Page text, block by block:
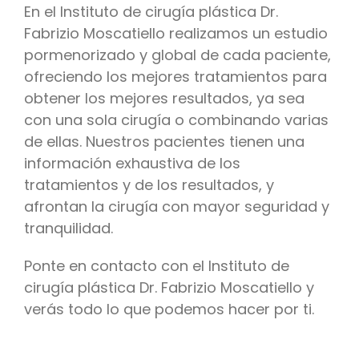
En el Instituto de cirugía plástica Dr.
Fabrizio Moscatiello realizamos un estudio
pormenorizado y global de cada paciente,
ofreciendo los mejores tratamientos para
obtener los mejores resultados, ya sea
con una sola cirugía o combinando varias
de ellas. Nuestros pacientes tienen una
información exhaustiva de los
tratamientos y de los resultados, y
afrontan la cirugía con mayor seguridad y
tranquilidad.
Ponte en contacto con el Instituto de
cirugía plástica Dr. Fabrizio Moscatiello y
verás todo lo que podemos hacer por ti.